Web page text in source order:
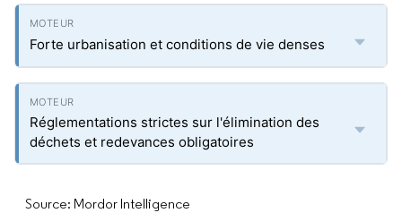
Forte urbanisation et conditions de vie denses
Réglementations strictes sur l'élimination des
déchets et redevances obligatoires
Source: Mordor Intelligence